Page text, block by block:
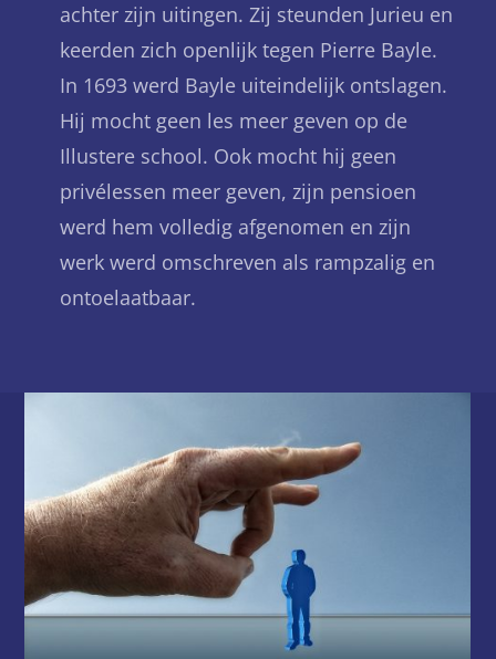
achter zijn uitingen. Zij steunden Jurieu en
keerden zich openlijk tegen Pierre Bayle.
In 1693 werd Bayle uiteindelijk ontslagen.
Hij mocht geen les meer geven op de
Illustere school. Ook mocht hij geen
privélessen meer geven, zijn pensioen
werd hem volledig afgenomen en zijn
werk werd omschreven als rampzalig en
ontoelaatbaar.